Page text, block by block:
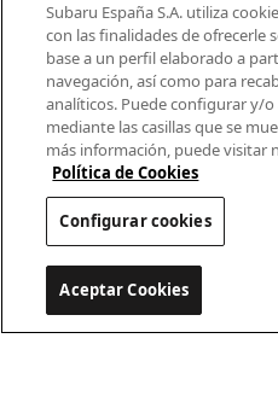
Finance
Propietarios
Contacto
Universo Subaru
900 440 044
cac.subaru@subaru.es
Aviso Legal
Subaru España S.A. utiliza
con las finalidades de ofrecerle
base a un perfil elaborado a
navegación, así como para
analíticos. Puede configurar y/
mediante las casillas que se
más información, puede visitar
Política de Cookies
Configurar cookies
Aceptar Cookies